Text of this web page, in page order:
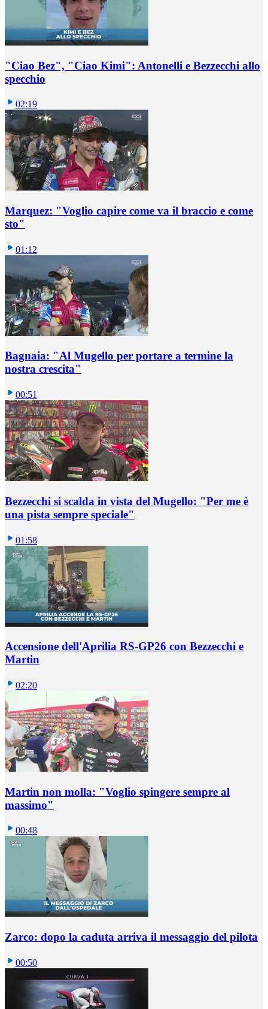
"Ciao Bez", "Ciao Kimi": Antonelli e Bezzecchi allo
specchio
02:19
Marquez: "Voglio capire come va il braccio e come
sto"
01:12
Bagnaia: "Al Mugello per portare a termine la
nostra crescita"
00:51
Bezzecchi si scalda in vista del Mugello: "Per me è
una pista sempre speciale"
01:58
Accensione dell'Aprilia RS-GP26 con Bezzecchi e
Martin
02:20
Martin non molla: "Voglio spingere sempre al
massimo"
00:48
Zarco: dopo la caduta arriva il messaggio del pilota
00:50